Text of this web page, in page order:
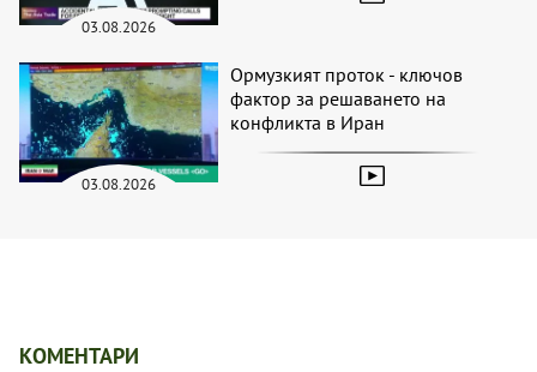
03.08.2026
03.08.2026
Ормузкият проток - ключов
фактор за решаването на
конфликта в Иран
КОМЕНТАРИ